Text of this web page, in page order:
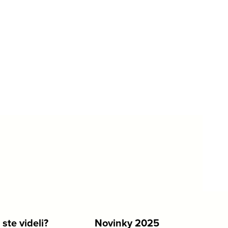
videli? Novinky 2025